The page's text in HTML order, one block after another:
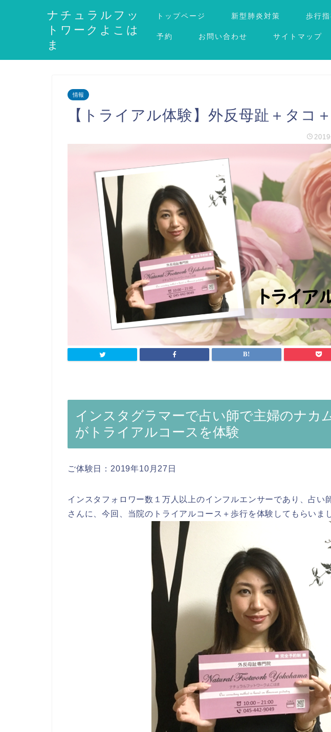
ナチュラルフッ
トワークよこは
ま
トップページ 新型肺炎対策 歩行
予約 お問い合わせ サイトマップ
情報
【トライアル体験】外反母趾＋タコ
インスタグラマーで占い師で主婦のナカ
がトライアルコースを体験
ご体験日：2019年10月27日
インスタフォロワー数１万人以上のインフルエンサーであり、占い
さんに、今回、当院のトライアルコース＋歩行を体験してもらいま